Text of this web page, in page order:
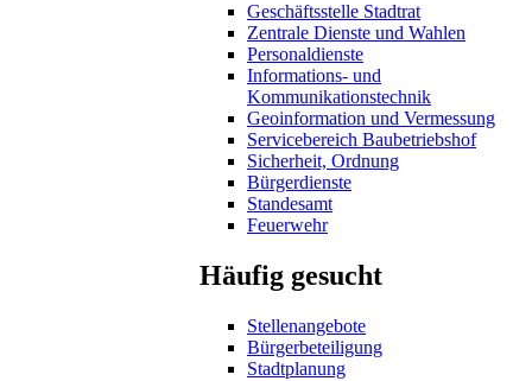
Geschäftsstelle Stadtrat
Zentrale Dienste und Wahlen
Personaldienste
Informations- und
Kommunikationstechnik
Geoinformation und Vermessung
Servicebereich Baubetriebshof
Sicherheit, Ordnung
Bürgerdienste
Standesamt
Feuerwehr
Häufig gesucht
Stellenangebote
Bürgerbeteiligung
Stadtplanung